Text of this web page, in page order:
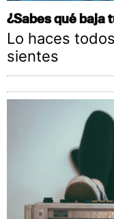
¿Sabes qué baja
Lo haces
sientes